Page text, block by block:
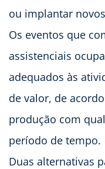
ou implantar
Os eventos que
assistenciais
adequados às
de valor, de
produção com
período de tempo.
Duas alternativas